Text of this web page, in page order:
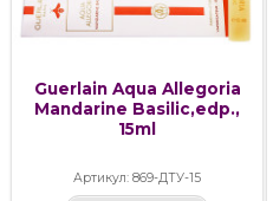
Guerlain Aqua Allegoria
Mandarine Basilic,edp.,
15ml
Артикул: 869-ДТУ-15